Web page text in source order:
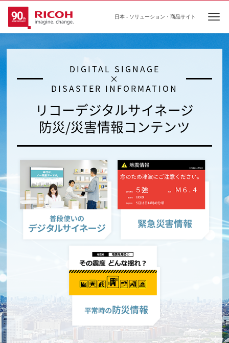
日本 - ソリューション・商品サイト
DIGITAL SIGNAGE
×
DISASTER INFORMATION
リコーデジタルサイネージ
防災/災害情報コンテンツ